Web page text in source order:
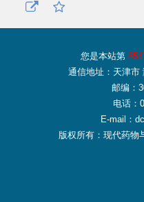
您是本站第
通信地址：天津市
邮编：
电话：
E-mail：
版权所有：现代药物